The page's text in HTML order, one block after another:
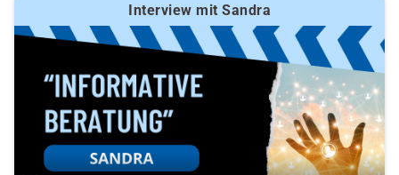
Interview mit Sandra